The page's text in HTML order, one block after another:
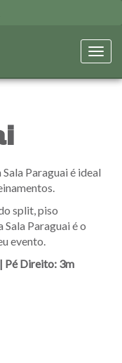
Paraguai é ideal
split, piso
Paraguai é o
evento.
Pé Direito: 3m